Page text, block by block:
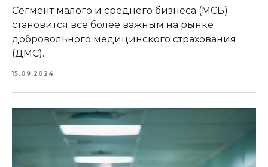
Сегмент малого и среднего бизнеса (МСБ)
становится все более важным на рынке
добровольного медицинского страхования
(ДМС).
15.09.2024